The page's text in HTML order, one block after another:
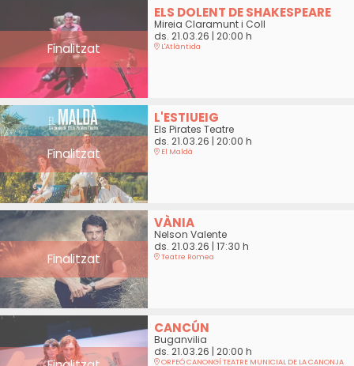
Finalitzat
ELS DOLENT DE SHAKESPEARE
Mireia Claramunt i Coll
ds. 21.03.26 | 20:00 h
L'Atlàntida
Finalitzat
L'ESTIUEIG
Els Pirates Teatre
ds. 21.03.26 | 20:00 h
El Maldà
Finalitzat
VÀNIA
Nelson Valente
ds. 21.03.26 | 17:30 h
Teatre Romea
CANCÚN
Buganvilia
ds. 21.03.26 | 20:00 h
ORFEÓ CANONGÍ TEATRE MUNICIAL DE LA CANONJA